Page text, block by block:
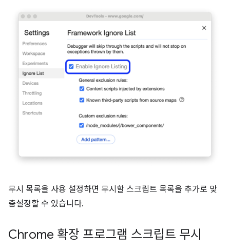
무시 목록을 사용 설정하면 무시할 스크립트 목록을 추가로 맞
춤설정할 수 있습니다.
Chrome 확장 프로그램 스크립트 무시